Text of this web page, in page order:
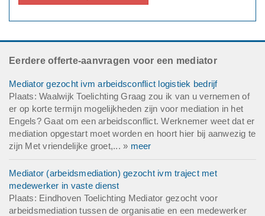
Eerdere offerte-aanvragen voor een mediator
Mediator gezocht ivm arbeidsconflict logistiek bedrijf
Plaats: Waalwijk Toelichting Graag zou ik van u vernemen of
er op korte termijn mogelijkheden zijn voor mediation in het
Engels? Gaat om een arbeidsconflict. Werknemer weet dat er
mediation opgestart moet worden en hoort hier bij aanwezig te
zijn Met vriendelijke groet,... » meer
Mediator (arbeidsmediation) gezocht ivm traject met
medewerker in vaste dienst
Plaats: Eindhoven Toelichting Mediator gezocht voor
arbeidsmediation tussen de organisatie en een medewerker